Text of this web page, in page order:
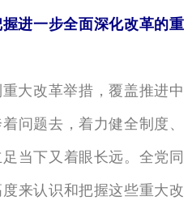
进一步全面深化改革的重
重大改革举措，覆盖推进中
问题去，着力健全制度、
当下又着眼长远。全党同
来认识和把握这些重大改